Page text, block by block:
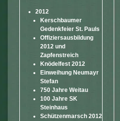
2012
Kerschbaumer
Gedenkfeier St. Pauls
Offiziersausbildung
2012 und
Zapfenstreich
Knödelfest 2012
Einweihung Neumayr
Stefan
750 Jahre Weitau
100 Jahre SK
Steinhaus
Schützenmarsch 2012